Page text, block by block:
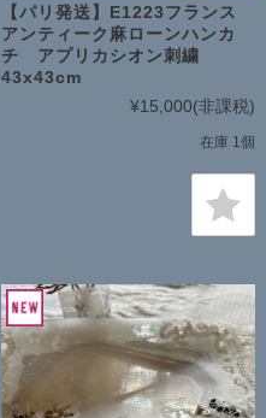
【パリ発送】E1223フランス
アンティーク麻ローンハンカ
チ アプリカシオン刺繍
43x43cm
¥15,000(非課税)
在庫 1個